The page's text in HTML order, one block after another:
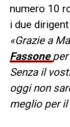
numero 10
i due
«Grazie a
Fassone
Senza il
oggi non
meglio per il